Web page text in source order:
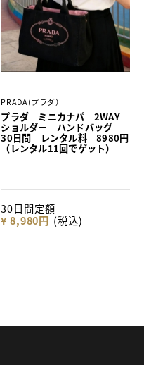
PRADA(プラダ）
プラダ ミニカナパ 2WAY
ショルダー ハンドバッグ
30日間 レンタル料 8980円
（レンタル11回でゲット）
30日間定額
¥ 8,980円 (税込)